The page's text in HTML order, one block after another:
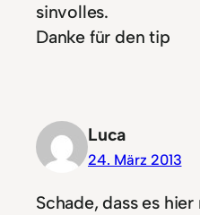
sinvolles.
Danke für den tip
Luca
24. März 2013
Schade, dass es